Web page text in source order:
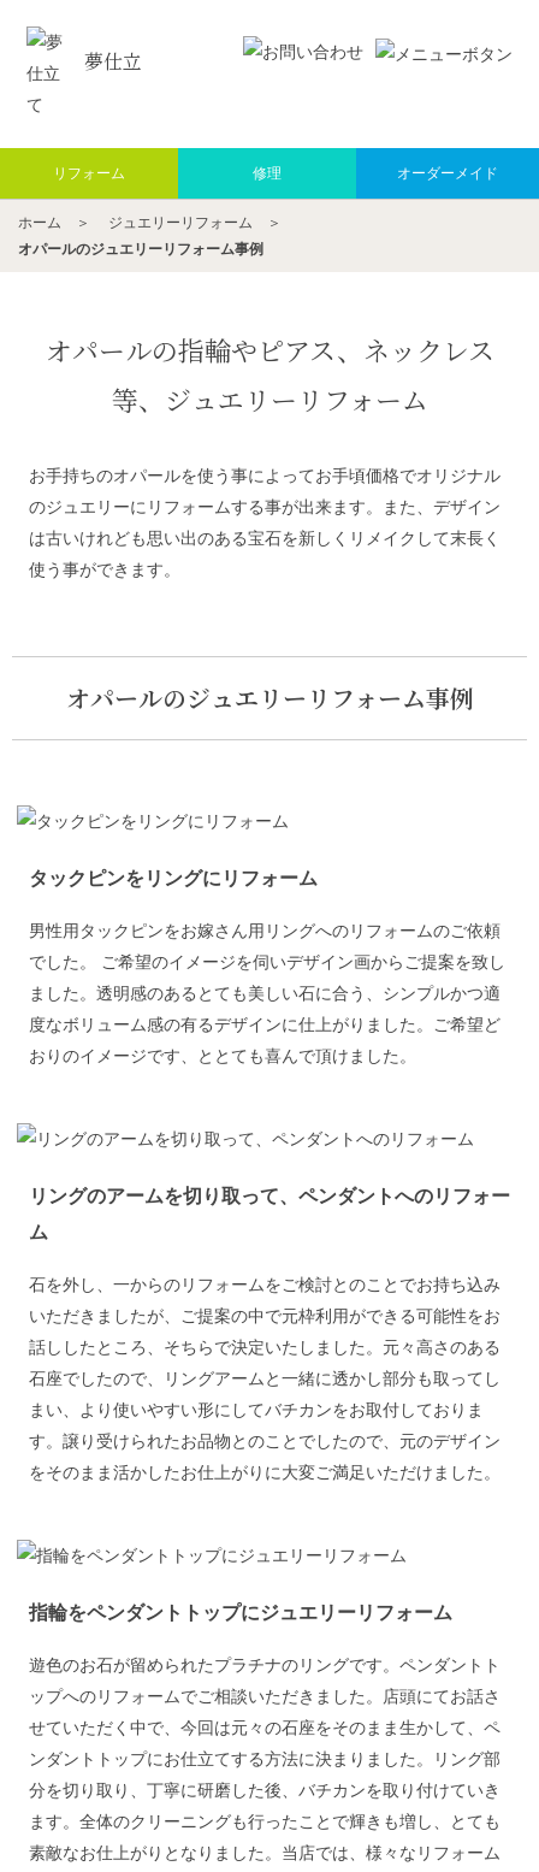
夢仕立
リフォーム 修理 オーダーメイド
ホーム ＞ ジュエリーリフォーム ＞
オパールのジュエリーリフォーム事例
オパールの指輪やピアス、ネックレス
等、ジュエリーリフォーム
お手持ちのオパールを使う事によってお手頃価格でオリジナル
のジュエリーにリフォームする事が出来ます。また、デザイン
は古いけれども思い出のある宝石を新しくリメイクして末長く
使う事ができます。
オパールのジュエリーリフォーム事例
タックピンをリングにリフォーム
男性用タックピンをお嫁さん用リングへのリフォームのご依頼
でした。 ご希望のイメージを伺いデザイン画からご提案を致し
ました。透明感のあるとても美しい石に合う、シンプルかつ適
度なボリューム感の有るデザインに仕上がりました。ご希望ど
おりのイメージです、ととても喜んで頂けました。
リングのアームを切り取って、ペンダントへのリフォー
ム
石を外し、一からのリフォームをご検討とのことでお持ち込み
いただきましたが、ご提案の中で元枠利用ができる可能性をお
話ししたところ、そちらで決定いたしました。元々高さのある
石座でしたので、リングアームと一緒に透かし部分も取ってし
まい、より使いやすい形にしてバチカンをお取付しておりま
す。譲り受けられたお品物とのことでしたので、元のデザイン
をそのまま活かしたお仕上がりに大変ご満足いただけました。
指輪をペンダントトップにジュエリーリフォーム
遊色のお石が留められたプラチナのリングです。ペンダントト
ップへのリフォームでご相談いただきました。店頭にてお話さ
せていただく中で、今回は元々の石座をそのまま生かして、ペ
ンダントトップにお仕立てする方法に決まりました。リング部
分を切り取り、丁寧に研磨した後、バチカンを取り付けていき
ます。全体のクリーニングも行ったことで輝きも増し、とても
素敵なお仕上がりとなりました。当店では、様々なリフォーム